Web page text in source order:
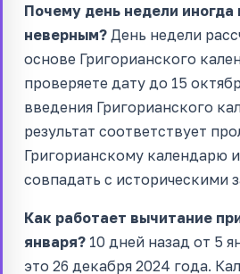
Почему день недели иногда
неверным? День недели
основе Григорианского
проверяете дату до 15
введения Григорианского
результат соответствует
Григорианскому календарю
совпадать с историческими
Как работает вычитание
января? 10 дней назад от 5
это 26 декабря 2024 года.